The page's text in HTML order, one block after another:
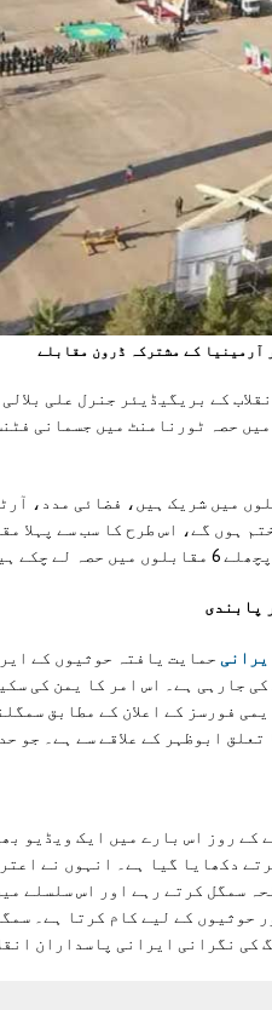
آرمینیا کے مشترکہ ڈرون مقابلے
کے بریگیڈیئر جنرل علی
حصہ ٹورنامنٹ میں جسمانی
میں شریک ہیں، فضائی مدد،
جاری ہیں۔
پابندی
حمایت یافتہ حوثیوں کے
جارہی ہے۔ اس امر کا یمن کی
یمی فورسز کے اعلان کے مطابق
ابوظہر کے علاقے سے ہے۔ جو
کے روز اس بارے میں ایک ویڈیو
دکھایا گیا ہے۔ انہوں نے
سمگل کرتے رہے اور اس سلسلے
حوثیوں کے لیے کام کرتا ہے۔
کی نگرانی ایرانی پاسداران